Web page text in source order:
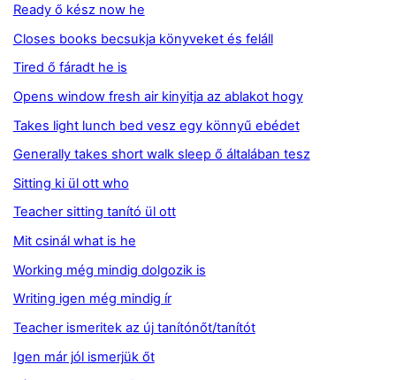
Ready ő kész now he
Closes books becsukja könyveket és feláll
Tired ő fáradt he is
Opens window fresh air kinyitja az ablakot hogy
Takes light lunch bed vesz egy könnyű ebédet
Generally takes short walk sleep ő általában tesz
Sitting ki ül ott who
Teacher sitting tanító ül ott
Mit csinál what is he
Working még mindig dolgozik is
Writing igen még mindig ír
Teacher ismeritek az új tanítónőt/tanítót
Igen már jól ismerjük őt